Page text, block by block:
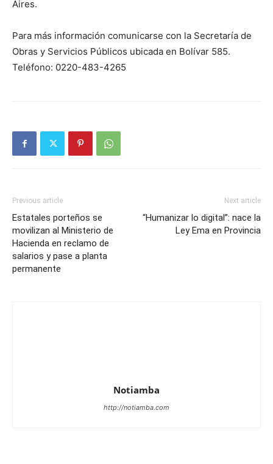
Aires.
Para más información comunicarse con la Secretaría de
Obras y Servicios Públicos ubicada en Bolívar 585.
Teléfono: 0220-483-4265
Previous article
Estatales porteños se
movilizan al Ministerio de
Hacienda en reclamo de
salarios y pase a planta
permanente
Next article
“Humanizar lo digital”: nace la
Ley Ema en Provincia
Notiamba
http://notiamba.com